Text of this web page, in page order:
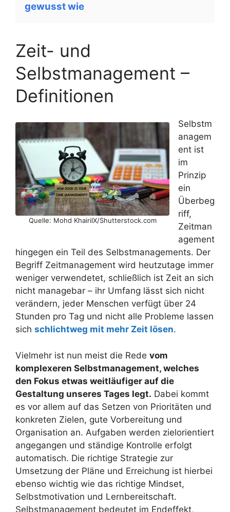
gewusst wie
Zeit- und
Selbstmanagement –
Definitionen
Quelle: Mohd KhairilX/Shutterstock.com
Selbstm
anagem
ent ist
im
Prinzip
ein
Überbeg
riff,
Zeitman
agement
hingegen ein Teil des Selbstmanagements. Der
Begriff Zeitmanagement wird heutzutage immer
weniger verwendetet, schließlich ist Zeit an sich
nicht managebar – ihr Umfang lässt sich nicht
verändern, jeder Menschen verfügt über 24
Stunden pro Tag und nicht alle Probleme lassen
sich schlichtweg mit mehr Zeit lösen.
Vielmehr ist nun meist die Rede vom
komplexeren Selbstmanagement, welches
den Fokus etwas weitläufiger auf die
Gestaltung unseres Tages legt. Dabei kommt
es vor allem auf das Setzen von Prioritäten und
konkreten Zielen, gute Vorbereitung und
Organisation an. Aufgaben werden zielorientiert
angegangen und ständige Kontrolle erfolgt
automatisch. Die richtige Strategie zur
Umsetzung der Pläne und Erreichung ist hierbei
ebenso wichtig wie das richtige Mindset,
Selbstmotivation und Lernbereitschaft.
Selbstmanagement bedeutet im Endeffekt,